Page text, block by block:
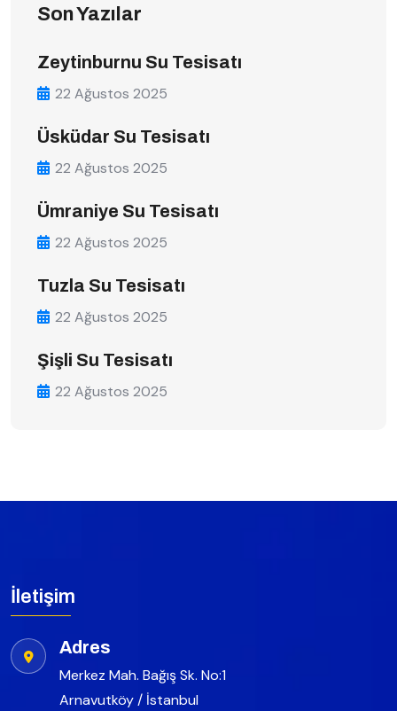
Son Yazılar
Zeytinburnu Su Tesisatı
22 Ağustos 2025
Üsküdar Su Tesisatı
22 Ağustos 2025
Ümraniye Su Tesisatı
22 Ağustos 2025
Tuzla Su Tesisatı
22 Ağustos 2025
Şişli Su Tesisatı
22 Ağustos 2025
İletişim
Adres
Merkez Mah. Bağış Sk. No:1
Arnavutköy / İstanbul